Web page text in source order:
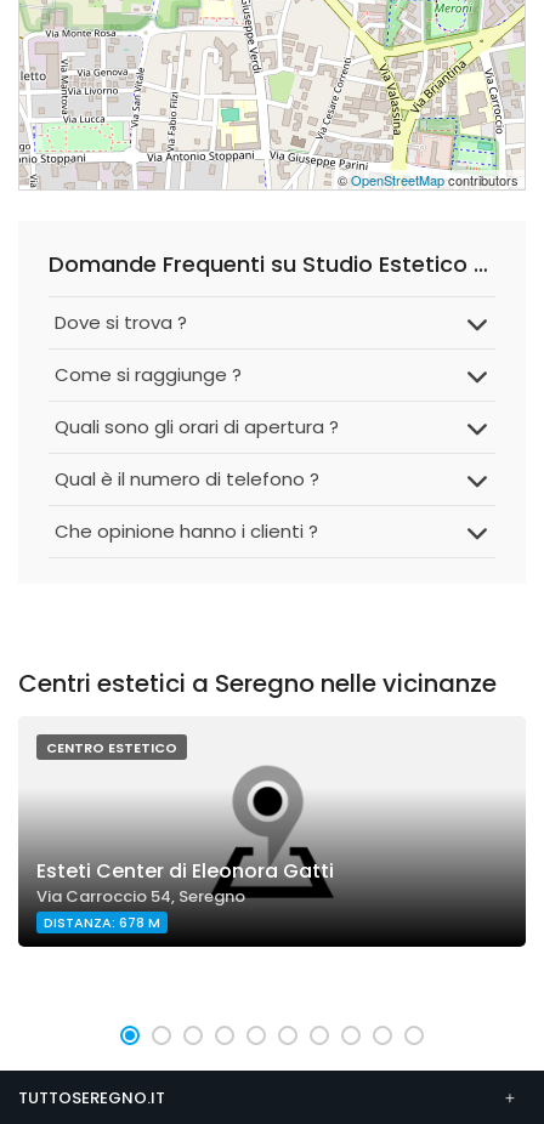
©OpenStreetMapcontributors
Domande Frequenti su Studio Estetico Diva
Dove si trova ?
Come si raggiunge ?
Quali sono gli orari di apertura ?
Qual è il numero di telefono ?
Che opinione hanno i clienti ?
Centri estetici a Seregno nelle vicinanze
CENTRO ESTETICO
Esteti Center di Eleonora Gatti
Via Carroccio 54, Seregno
DISTANZA: 678 M
TUTTOSEREGNO.IT